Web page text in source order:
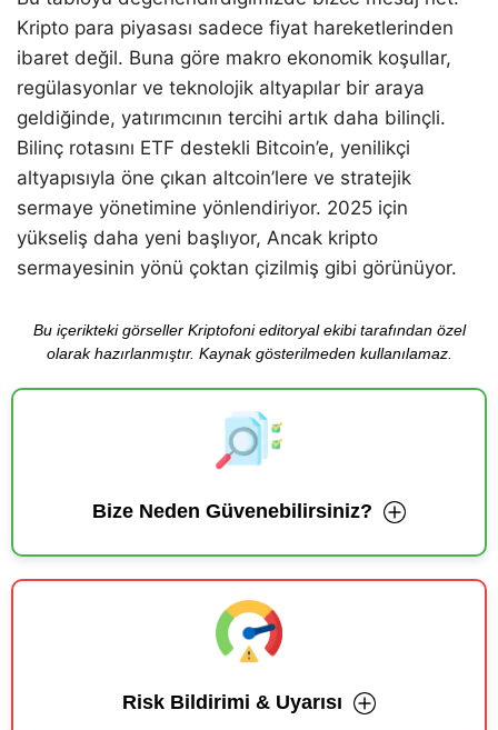
Kripto para piyasası sadece fiyat hareketlerinden
ibaret değil. Buna göre makro ekonomik koşullar,
regülasyonlar ve teknolojik altyapılar bir araya
geldiğinde, yatırımcının tercihi artık daha bilinçli.
Bilinç rotasını ETF destekli Bitcoin’e, yenilikçi
altyapısıyla öne çıkan altcoin’lere ve stratejik
sermaye yönetimine yönlendiriyor. 2025 için
yükseliş daha yeni başlıyor, Ancak kripto
sermayesinin yönü çoktan çizilmiş gibi görünüyor.
Bu içerikteki görseller Kriptofoni editoryal ekibi tarafından özel
olarak hazırlanmıştır. Kaynak gösterilmeden kullanılamaz.
Bize Neden Güvenebilirsiniz?
Risk Bildirimi & Uyarısı